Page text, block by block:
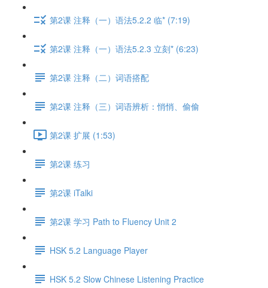
第2课 注释（一）语法5.2.2 临* (7:19)
第2课 注释（一）语法5.2.3 立刻* (6:23)
第2课 注释（二）词语搭配
第2课 注释（三）词语辨析：悄悄、偷偷
第2课 扩展 (1:53)
第2课 练习
第2课 iTalki
第2课 学习 Path to Fluency Unit 2
HSK 5.2 Language Player
HSK 5.2 Slow Chinese Listening Practice